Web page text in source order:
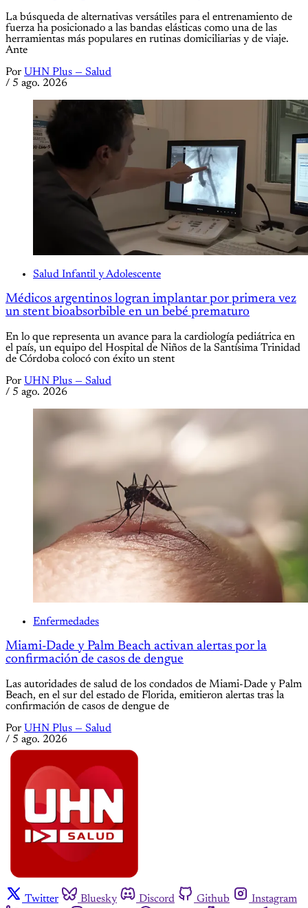
La búsqueda de alternativas versátiles para el entrenamiento de
fuerza ha posicionado a las bandas elásticas como una de las
herramientas más populares en rutinas domiciliarias y de viaje.
Ante
Por UHN Plus — Salud
/ 5 ago. 2026
Salud Infantil y Adolescente
Médicos argentinos logran implantar por primera vez
un stent bioabsorbible en un bebé prematuro
En lo que representa un avance para la cardiología pediátrica en
el país, un equipo del Hospital de Niños de la Santísima Trinidad
de Córdoba colocó con éxito un stent
Por UHN Plus — Salud
/ 5 ago. 2026
Enfermedades
Miami-Dade y Palm Beach activan alertas por la
confirmación de casos de dengue
Las autoridades de salud de los condados de Miami-Dade y Palm
Beach, en el sur del estado de Florida, emitieron alertas tras la
confirmación de casos de dengue de
Por UHN Plus — Salud
/ 5 ago. 2026
Twitter Bluesky Discord Github
Instagram